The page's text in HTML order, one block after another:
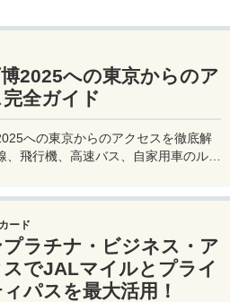
2025への東京からのア
全ガイド
への東京からのアクセスを徹底解
、飛行機、高速バス、自家用車のルー
ード
ラチナ・ビジネス・ア
スでJALマイルとプライ
パスを最大活用！